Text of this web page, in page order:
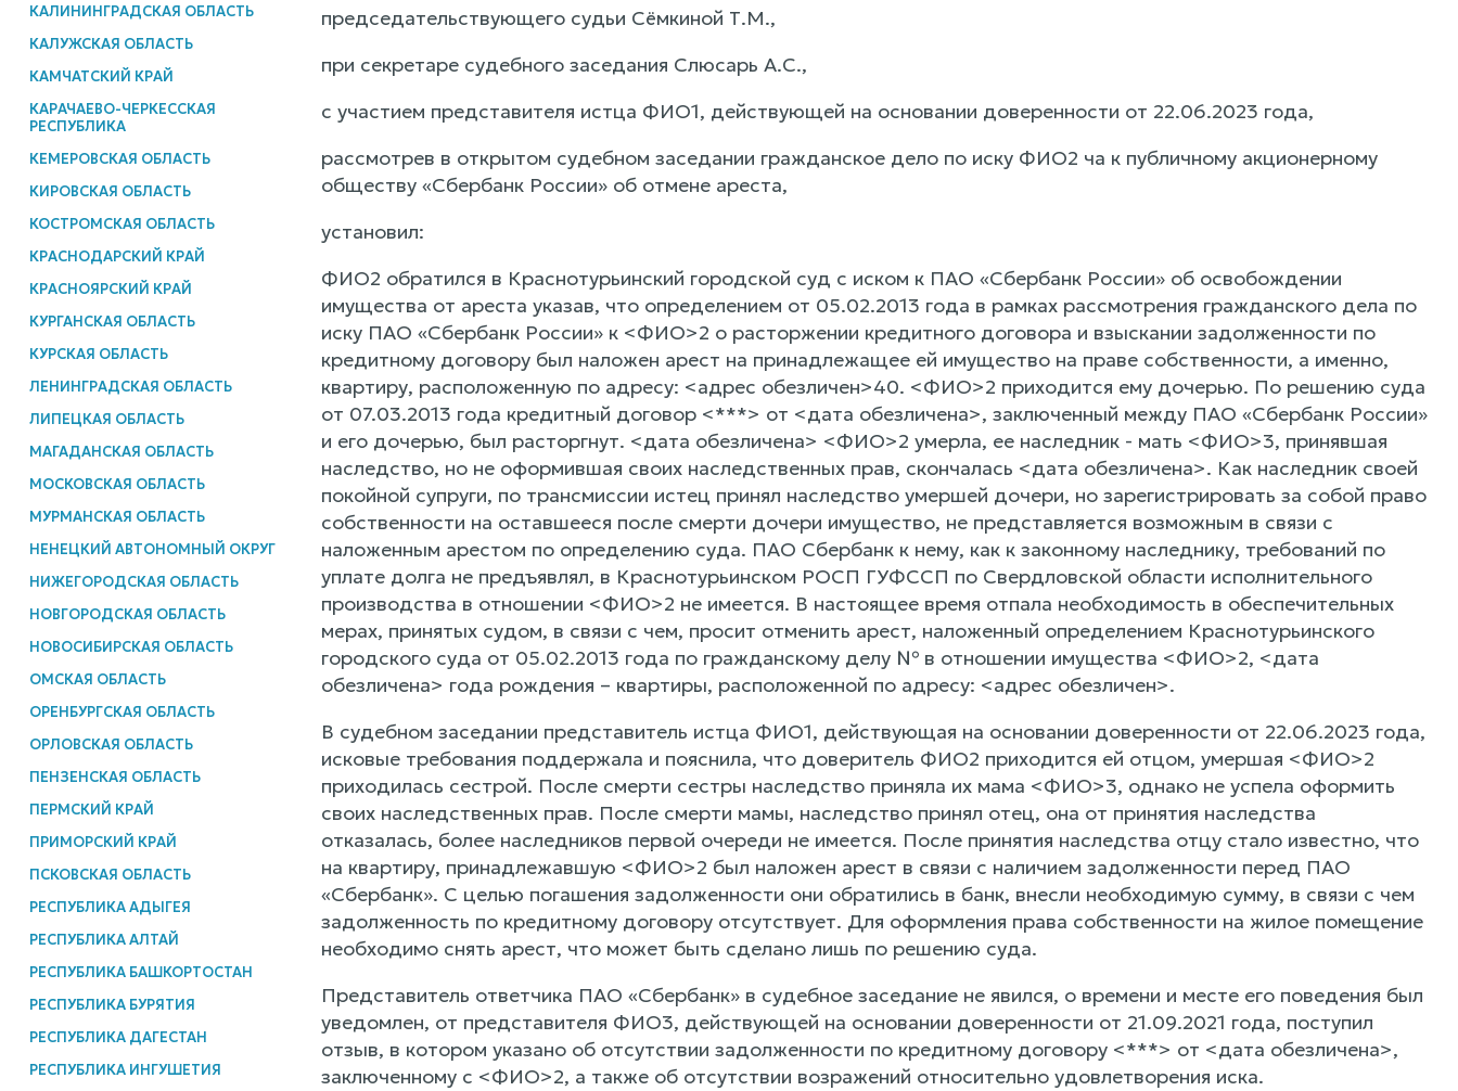
КАЛИНИНГРАДСКАЯ ОБЛАСТЬ
КАЛУЖСКАЯ ОБЛАСТЬ
КАМЧАТСКИЙ КРАЙ
КАРАЧАЕВО-ЧЕРКЕССКАЯ
РЕСПУБЛИКА
КЕМЕРОВСКАЯ ОБЛАСТЬ
КИРОВСКАЯ ОБЛАСТЬ
КОСТРОМСКАЯ ОБЛАСТЬ
КРАСНОДАРСКИЙ КРАЙ
КРАСНОЯРСКИЙ КРАЙ
КУРГАНСКАЯ ОБЛАСТЬ
КУРСКАЯ ОБЛАСТЬ
ЛЕНИНГРАДСКАЯ ОБЛАСТЬ
ЛИПЕЦКАЯ ОБЛАСТЬ
МАГАДАНСКАЯ ОБЛАСТЬ
МОСКОВСКАЯ ОБЛАСТЬ
МУРМАНСКАЯ ОБЛАСТЬ
НЕНЕЦКИЙ АВТОНОМНЫЙ ОКРУГ
НИЖЕГОРОДСКАЯ ОБЛАСТЬ
НОВГОРОДСКАЯ ОБЛАСТЬ
НОВОСИБИРСКАЯ ОБЛАСТЬ
ОМСКАЯ ОБЛАСТЬ
ОРЕНБУРГСКАЯ ОБЛАСТЬ
ОРЛОВСКАЯ ОБЛАСТЬ
ПЕНЗЕНСКАЯ ОБЛАСТЬ
ПЕРМСКИЙ КРАЙ
ПРИМОРСКИЙ КРАЙ
ПСКОВСКАЯ ОБЛАСТЬ
РЕСПУБЛИКА АДЫГЕЯ
РЕСПУБЛИКА АЛТАЙ
РЕСПУБЛИКА БАШКОРТОСТАН
РЕСПУБЛИКА БУРЯТИЯ
РЕСПУБЛИКА ДАГЕСТАН
РЕСПУБЛИКА ИНГУШЕТИЯ
председательствующего судьи Сёмкиной Т.М.,
при секретаре судебного заседания Слюсарь А.С.,
с участием представителя истца ФИО1, действующей на основании доверенности от 22.06.2023 года,
рассмотрев в открытом судебном заседании гражданское дело по иску ФИО2 ча к публичному акционерному
обществу «Сбербанк России» об отмене ареста,
установил:
ФИО2 обратился в Краснотурьинский городской суд с иском к ПАО «Сбербанк России» об освобождении
имущества от ареста указав, что определением от 05.02.2013 года в рамках рассмотрения гражданского дела по
иску ПАО «Сбербанк России» к <ФИО>2 о расторжении кредитного договора и взыскании задолженности по
кредитному договору был наложен арест на принадлежащее ей имущество на праве собственности, а именно,
квартиру, расположенную по адресу: <адрес обезличен>40. <ФИО>2 приходится ему дочерью. По решению суда
от 07.03.2013 года кредитный договор <***> от <дата обезличена>, заключенный между ПАО «Сбербанк России»
и его дочерью, был расторгнут. <дата обезличена> <ФИО>2 умерла, ее наследник - мать <ФИО>3, принявшая
наследство, но не оформившая своих наследственных прав, скончалась <дата обезличена>. Как наследник своей
покойной супруги, по трансмиссии истец принял наследство умершей дочери, но зарегистрировать за собой право
собственности на оставшееся после смерти дочери имущество, не представляется возможным в связи с
наложенным арестом по определению суда. ПАО Сбербанк к нему, как к законному наследнику, требований по
уплате долга не предъявлял, в Краснотурьинском РОСП ГУФССП по Свердловской области исполнительного
производства в отношении <ФИО>2 не имеется. В настоящее время отпала необходимость в обеспечительных
мерах, принятых судом, в связи с чем, просит отменить арест, наложенный определением Краснотурьинского
городского суда от 05.02.2013 года по гражданскому делу № в отношении имущества <ФИО>2, <дата
обезличена> года рождения – квартиры, расположенной по адресу: <адрес обезличен>.
В судебном заседании представитель истца ФИО1, действующая на основании доверенности от 22.06.2023 года,
исковые требования поддержала и пояснила, что доверитель ФИО2 приходится ей отцом, умершая <ФИО>2
приходилась сестрой. После смерти сестры наследство приняла их мама <ФИО>3, однако не успела оформить
своих наследственных прав. После смерти мамы, наследство принял отец, она от принятия наследства
отказалась, более наследников первой очереди не имеется. После принятия наследства отцу стало известно, что
на квартиру, принадлежавшую <ФИО>2 был наложен арест в связи с наличием задолженности перед ПАО
«Сбербанк». С целью погашения задолженности они обратились в банк, внесли необходимую сумму, в связи с чем
задолженность по кредитному договору отсутствует. Для оформления права собственности на жилое помещение
необходимо снять арест, что может быть сделано лишь по решению суда.
Представитель ответчика ПАО «Сбербанк» в судебное заседание не явился, о времени и месте его поведения был
уведомлен, от представителя ФИО3, действующей на основании доверенности от 21.09.2021 года, поступил
отзыв, в котором указано об отсутствии задолженности по кредитному договору <***> от <дата обезличена>,
заключенному с <ФИО>2, а также об отсутствии возражений относительно удовлетворения иска.